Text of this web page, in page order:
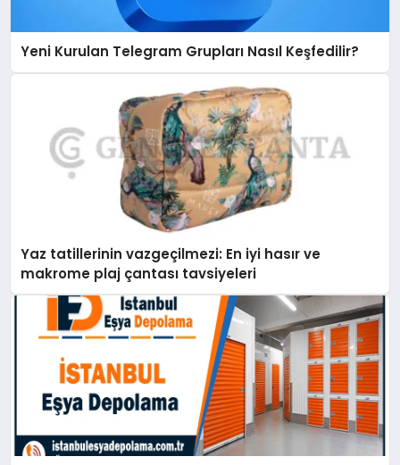
Yeni Kurulan Telegram Grupları Nasıl Keşfedilir?
Yaz tatillerinin vazgeçilmezi: En iyi hasır ve
makrome plaj çantası tavsiyeleri